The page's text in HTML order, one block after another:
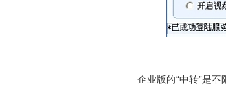
企业版的“中转”是